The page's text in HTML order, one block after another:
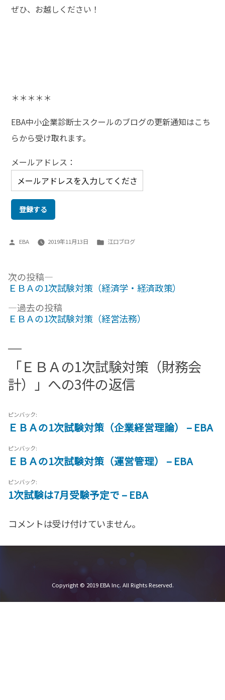
ぜひ、お越しください！
＊＊＊＊＊
EBA中小企業診断士スクールのブログの更新通知はこち
らから受け取れます。
メールアドレス：
投
EBA 2019年11月13日
カ
ー:
江口ブログ
投
稿
ナ
ビ
ョ
過去の投稿
去
ＥＢＡの1次試験対策（経営法務）
次の投稿
の
稿:
ＥＢＡの1次試験対策（経済学・経済政策）
「ＥＢＡの1次試験対策（財務会
計）」への3件の返信
ピンバック:
ＥＢＡの1次試験対策（企業経営理論） – EBA
ピンバック:
ＥＢＡの1次試験対策（運営管理） – EBA
ピンバック:
1次試験は7月受験予定で – EBA
コメントは受け付けていません。
Copyright © 2019EBAInc. All Rights Reserved.